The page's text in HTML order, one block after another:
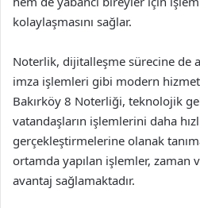
kolaylaşmasını sağlar.
Noterlik, dijitalleşme sürecine de
imza işlemleri gibi modern
Bakırköy 8 Noterliği, teknolojik
vatandaşların işlemlerini daha
gerçekleştirmelerine olanak
ortamda yapılan işlemler, zaman
avantaj sağlamaktadır.